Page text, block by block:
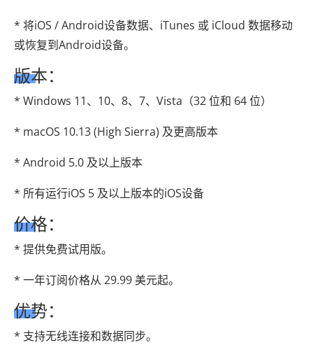
* 将iOS / Android设备数据、iTunes 或 iCloud 数据移动
或恢复到Android设备。
版本：
* Windows 11、10、8、7、Vista（32 位和 64 位）
* macOS 10.13 (High Sierra) 及更高版本
* Android 5.0 及以上版本
* 所有运行iOS 5 及以上版本的iOS设备
价格：
* 提供免费试用版。
* 一年订阅价格从 29.99 美元起。
优势：
* 支持无线连接和数据同步。